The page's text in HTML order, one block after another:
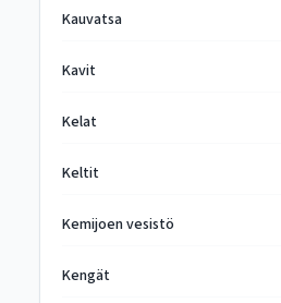
Kauvatsa
Kavit
Kelat
Keltit
Kemijoen vesistö
Kengät